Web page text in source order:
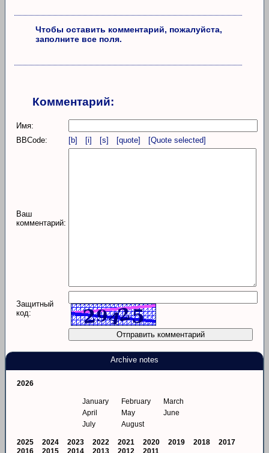
Чтобы оставить комментарий, пожалуйста,
заполните все поля.
Комментарий:
Имя:
BBCode:
[b] [i] [s] [quote] [Quote selected]
Ваш
комментарий:
Защитный
код:
Archive notes
2026
January February
March
April
May
June
July
August
2025 2024 2023 2022 2021 2020 2019 2018
2017